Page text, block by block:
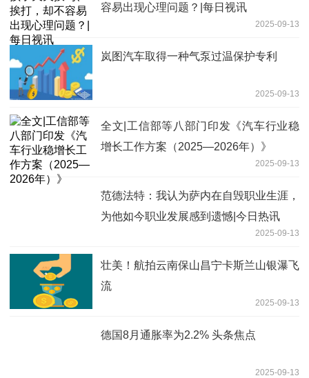
容易出现心理问题？|每日视讯
2025-09-13
岚图汽车取得一种气泵过温保护专利
2025-09-13
全文|工信部等八部门印发《汽车行业稳
增长工作方案（2025—2026年）》
2025-09-13
范德法特：我认为萨内在自毁职业生涯，
为他如今职业发展感到遗憾|今日热讯
2025-09-13
壮美！航拍云南保山昌宁卡斯兰山银瀑飞
流
2025-09-13
德国8月通胀率为2.2% 头条焦点
2025-09-13